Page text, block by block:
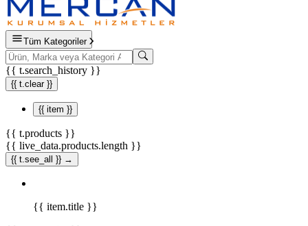
Tüm Kategoriler
{{ t.search_history }}
{{ t.clear }}
{{ item }}
{{ t.products }}
{{ live_data.products.length }}
{{ t.see_all }} →
{{ item.title }}